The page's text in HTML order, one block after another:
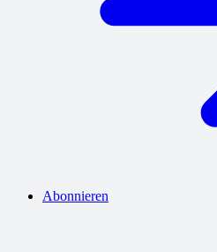
Abonnieren